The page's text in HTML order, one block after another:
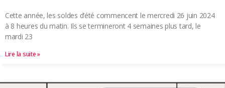
Cette année, les soldes d’été commencent le mercredi 26 juin 2024
à 8 heures du matin. Ils se termineront 4 semaines plus tard, le
mardi 23
Lire la suite »